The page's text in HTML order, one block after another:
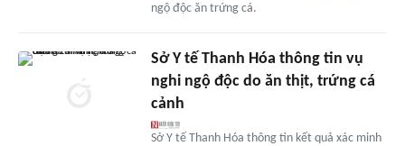
ngộ độc ăn trứng cá.
Sở Y tế Thanh Hóa thông tin vụ
nghi ngộ độc do ăn thịt, trứng cá
cảnh
Sở Y tế Thanh Hóa thông tin kết quả xác minh